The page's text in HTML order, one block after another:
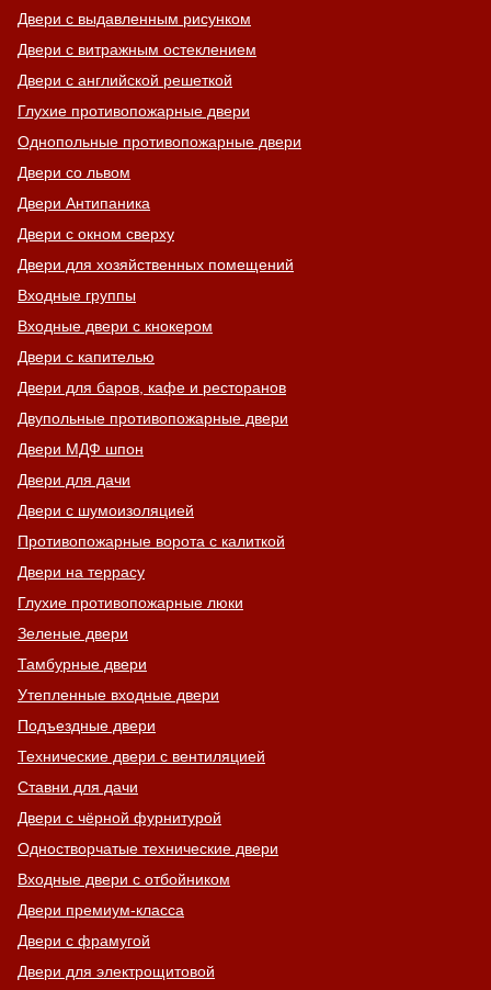
Двери с выдавленным рисунком
Двери с витражным остеклением
Двери с английской решеткой
Глухие противопожарные двери
Однопольные противопожарные двери
Двери со львом
Двери Антипаника
Двери с окном сверху
Двери для хозяйственных помещений
Входные группы
Входные двери с кнокером
Двери с капителью
Двери для баров, кафе и ресторанов
Двупольные противопожарные двери
Двери МДФ шпон
Двери для дачи
Двери с шумоизоляцией
Противопожарные ворота с калиткой
Двери на террасу
Глухие противопожарные люки
Зеленые двери
Тамбурные двери
Утепленные входные двери
Подъездные двери
Технические двери с вентиляцией
Ставни для дачи
Двери с чёрной фурнитурой
Одностворчатые технические двери
Входные двери с отбойником
Двери премиум-класса
Двери с фрамугой
Двери для электрощитовой